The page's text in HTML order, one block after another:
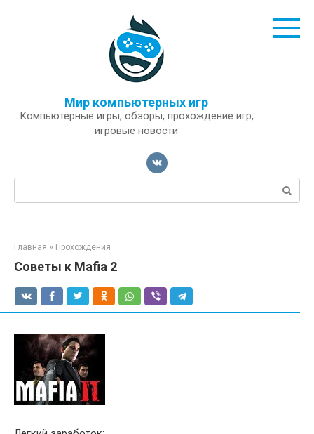
Мир компьютерных игр
Компьютерные игры, обзоры, прохождение игр,
игровые новости
Поиск:
Главная » Прохождения
Советы к Mafia 2